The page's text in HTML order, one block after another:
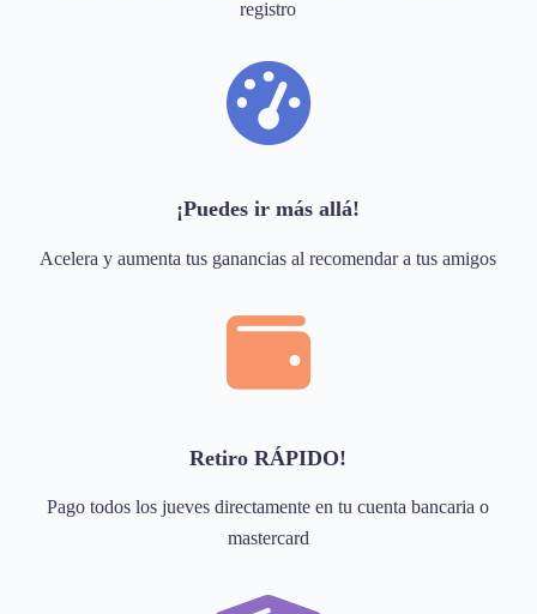
registro
¡Puedes ir más allá!
Acelera y aumenta tus ganancias al recomendar a tus amigos
Retiro RÁPIDO!
Pago todos los jueves directamente en tu cuenta bancaria o
mastercard